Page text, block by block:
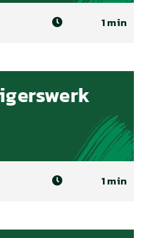
1 min
1 min